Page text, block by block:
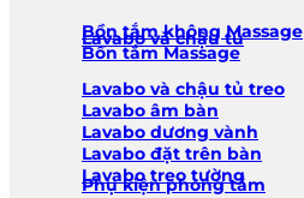
Bồn tắm không Massage
Bồn tắm Massage
Lavabo và chậu tủ
Lavabo và chậu tủ treo
Lavabo âm bàn
Lavabo dương vành
Lavabo đặt trên bàn
Lavabo treo tường
Phụ kiện phòng tắm